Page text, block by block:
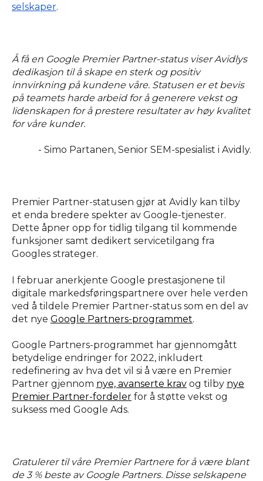
selskaper.
Å få en Google Premier Partner-status viser Avidlys
dedikasjon til å skape en sterk og positiv
innvirkning på kundene våre. Statusen er et bevis
på teamets harde arbeid for å generere vekst og
lidenskapen for å prestere resultater av høy kvalitet
for våre kunder.
- Simo Partanen, Senior SEM-spesialist i Avidly.
Premier Partner-statusen gjør at Avidly kan tilby
et enda bredere spekter av Google-tjenester.
Dette åpner opp for tidlig tilgang til kommende
funksjoner samt dedikert servicetilgang fra
Googles strateger.
I februar anerkjente Google prestasjonene til
digitale markedsføringspartnere over hele verden
ved å tildele Premier Partner-status som en del av
det nye Google Partners-programmet.
Google Partners-programmet har gjennomgått
betydelige endringer for 2022, inkludert
redefinering av hva det vil si å være en Premier
Partner gjennom nye, avanserte krav og tilby nye
Premier Partner-fordeler for å støtte vekst og
suksess med Google Ads.
Gratulerer til våre Premier Partnere for å være blant
de 3 % beste av Google Partners. Disse selskapene